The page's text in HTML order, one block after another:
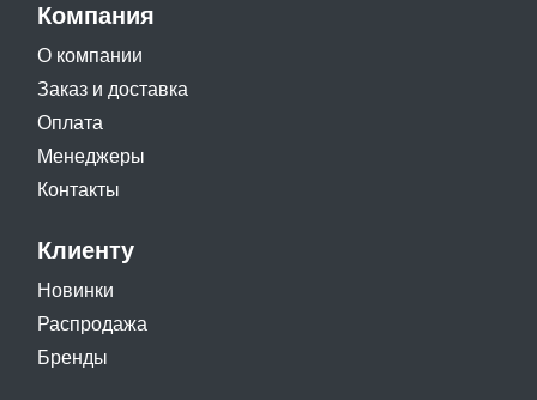
Компания
О компании
Заказ и доставка
Оплата
Менеджеры
Контакты
Клиенту
Новинки
Распродажа
Бренды